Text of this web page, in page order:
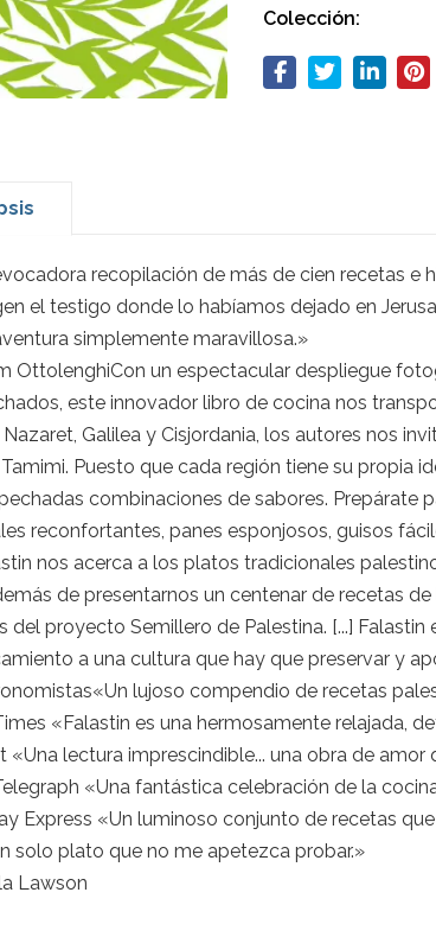
Colección:
recopilación de más de cien recetas e
el testigo donde lo habíamos dejado en
simplemente maravillosa.»
OttolenghiCon un espectacular despliegue
este innovador libro de cocina nos
Nazaret, Galilea y Cisjordania, los autores nos
Puesto que cada región tiene su propia
combinaciones de sabores. Prepárate
reconfortantes, panes esponjosos, guisos
nos acerca a los platos tradicionales
de presentarnos un centenar de recetas
del proyecto Semillero de Palestina. [...]
a una cultura que hay que preservar y
lujoso compendio de recetas
«Falastin es una hermosamente relajada,
«Una lectura imprescindible... una obra de
«Una fantástica celebración de la
Express «Un luminoso conjunto de recetas
solo plato que no me apetezca probar.»
Lawson